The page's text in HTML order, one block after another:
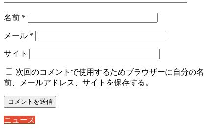
名前 *
メール *
サイト
次回のコメントで使用するためブラウザーに自分の名
前、メールアドレス、サイトを保存する。
ニュース